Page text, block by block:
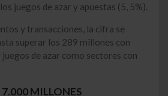
juegos de azar y apuestas (5, 5%).
y transacciones, la cifra se
superar los 289 millones con
de azar como sectores con
MILLONES